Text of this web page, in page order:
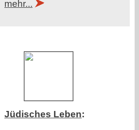
mehr...
Jüdisches Leben: